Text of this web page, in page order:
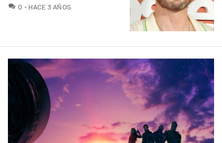
0 COMENTARIOS
HACE 3 AÑOS